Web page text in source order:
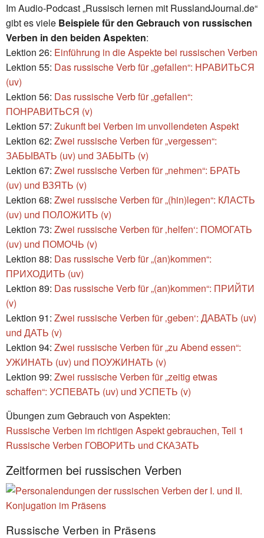
Im Audio-Podcast „Russisch lernen mit RusslandJournal.de“
gibt es viele Beispiele für den Gebrauch von russischen
Verben in den beiden Aspekten:
Lektion 26: Einführung in die Aspekte bei russischen Verben
Lektion 55: Das russische Verb für „gefallen“: НРАВИТЬСЯ
(uv)
Lektion 56: Das russische Verb für „gefallen“:
ПОНРАВИТЬСЯ (v)
Lektion 57: Zukunft bei Verben im unvollendeten Aspekt
Lektion 62: Zwei russische Verben für „vergessen“:
ЗАБЫВАТЬ (uv) und ЗАБЫТЬ (v)
Lektion 67: Zwei russische Verben für „nehmen“: БРАТЬ
(uv) und ВЗЯТЬ (v)
Lektion 68: Zwei russische Verben für „(hin)legen“: КЛАСТЬ
(uv) und ПОЛОЖИТЬ (v)
Lektion 73: Zwei russische Verben für ‚helfen‘: ПОМОГАТЬ
(uv) und ПОМОЧЬ (v)
Lektion 88: Das russische Verb für „(an)kommen“:
ПРИХОДИТЬ (uv)
Lektion 89: Das russische Verb für „(an)kommen“: ПРИЙТИ
(v)
Lektion 91: Zwei russische Verben für ‚geben‘: ДАВАТЬ (uv)
und ДАТЬ (v)
Lektion 94: Zwei russische Verben für „zu Abend essen“:
УЖИНАТЬ (uv) und ПОУЖИНАТЬ (v)
Lektion 99: Zwei russische Verben für „zeitig etwas
schaffen“: УСПЕВАТЬ (uv) und УСПЕТЬ (v)
Übungen zum Gebrauch von Aspekten:
Russische Verben im richtigen Aspekt gebrauchen, Teil 1
Russische Verben ГОВОРИТЬ und СКАЗАТЬ
Zeitformen bei russischen Verben
Russische Verben in Präsens